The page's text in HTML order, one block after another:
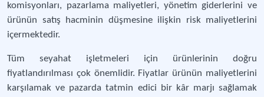
komisyonları, pazarlama maliyetleri, yönetim giderlerini ve
ürünün satış hacminin düşmesine ilişkin risk maliyetlerini
içermektedir.
Tüm seyahat işletmeleri için ürünlerinin doğru
fiyatlandırılması çok önemlidir. Fiyatlar ürünün maliyetlerini
karşılamak ve pazarda tatmin edici bir kâr marjı sağlamak